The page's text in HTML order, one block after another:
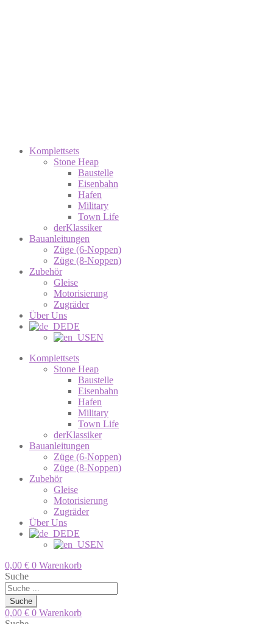
Komplettsets
Stone Heap
Baustelle
Eisenbahn
Hafen
Military
Town Life
derKlassiker
Bauanleitungen
Züge (6-Noppen)
Züge (8-Noppen)
Zubehör
Gleise
Motorisierung
Zugräder
Über Uns
DE
EN
Komplettsets
Stone Heap
Baustelle
Eisenbahn
Hafen
Military
Town Life
derKlassiker
Bauanleitungen
Züge (6-Noppen)
Züge (8-Noppen)
Zubehör
Gleise
Motorisierung
Zugräder
Über Uns
DE
EN
0,00 € 0 Warenkorb
Suche
Suche
0,00 € 0 Warenkorb